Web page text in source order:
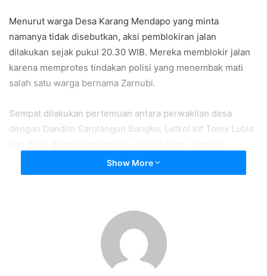
Menurut warga Desa Karang Mendapo yang minta
namanya tidak disebutkan, aksi pemblokiran jalan
dilakukan sejak pukul 20.30 WIB. Mereka memblokir jalan
karena memprotes tindakan polisi yang menembak mati
salah satu warga bernama Zarnubi.
Sempat dilakukan pertemuan antara perwakilan desa
dengan Dandim Sarolangun Bangko, Letkol Inf Tomy Lubis
mediasi tidak membuahkan hasil dan pemblokiran jalan
tidak dibuka.
Unduh Berkas: https://katafakta.id/wp-content/uploads/2020/05/Satu-org-warga-
desa-karmen-d-tembak-mati-oleh-anggota-polsek-pauh-.-Belum-tau-k.mp4?_=1
Show More